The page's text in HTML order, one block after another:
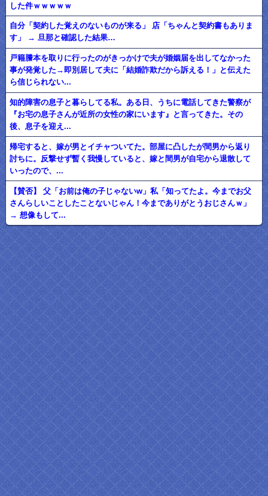
した件ｗｗｗｗｗ
自分「契約した覚えのないものが来る」 店「ちゃんと契約書もありま
す」 → 旦那と確認した結果…
戸籍謄本を取りに行ったのがきっかけで夫が婚姻届を出してなかった
事が発覚した→即別居して夫に「結婚詐欺だから訴える！」と伝えた
ら信じられない...
知的障害の息子と暮らしてる私。ある日、うちに電話してきた警察が
『お宅の息子さんが近所の女性の家にいます』と言ってきた。その
後、息子を迎え...
帰宅すると、嫁が男とイチャついてた。部屋に凸したが間男から返り
討ちに。反撃せず暫く我慢していると、嫁と間男が自宅から退散して
いったので、...
【賛否】 父「お前は俺の子じゃないw」私「知ってたよ。今までお父
さんらしいことしたことないじゃん！今までありがとうおじさんｗ」
→ 想像もして...